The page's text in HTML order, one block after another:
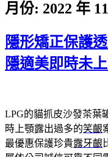
月份: 2022 年
隱形矯正保護
隱適美即時未
LPG的貓抓皮沙發茶葉
時上顎露出過多的笑齦
最優惠保護珍貴露牙齦